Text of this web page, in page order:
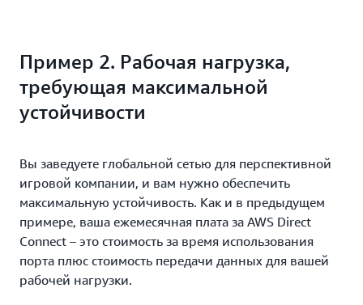
963,60 USD + 20,48 USD
Пример 2. Рабочая нагрузка,
требующая максимальной
устойчивости
Вы заведуете глобальной сетью для перспективной
игровой компании, и вам нужно обеспечить
максимальную устойчивость. Как и в предыдущем
примере, ваша ежемесячная плата за AWS Direct
Connect – это стоимость за время использования
порта плюс стоимость передачи данных для вашей
рабочей нагрузки.